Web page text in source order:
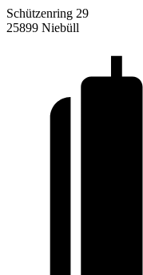
Schützenring 29
25899 Niebüll